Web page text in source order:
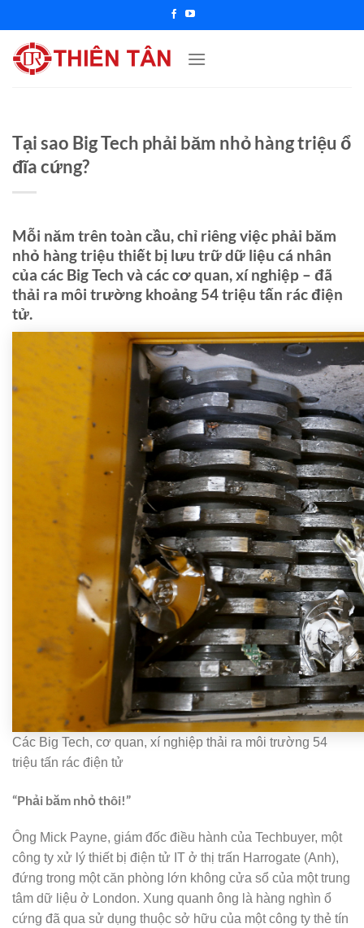
đến
nội
dung
Tại sao Big Tech phải băm nhỏ hàng triệu ổ
đĩa cứng?
Mỗi năm trên toàn cầu, chỉ riêng việc phải băm
nhỏ hàng triệu thiết bị lưu trữ dữ liệu cá nhân
của các Big Tech và các cơ quan, xí nghiệp – đã
thải ra môi trường khoảng 54 triệu tấn rác điện
tử.
Các Big Tech, cơ quan, xí nghiệp thải ra môi trường 54
triệu tấn rác điện tử
“Phải băm nhỏ thôi!”
Ông Mick Payne, giám đốc điều hành của Techbuyer, một
công ty xử lý thiết bị điện tử IT ở thị trấn Harrogate (Anh),
đứng trong một căn phòng lớn không cửa sổ của một trung
tâm dữ liệu ở London. Xung quanh ông là hàng nghìn ổ
cứng đã qua sử dụng thuộc sở hữu của một công ty thẻ tín